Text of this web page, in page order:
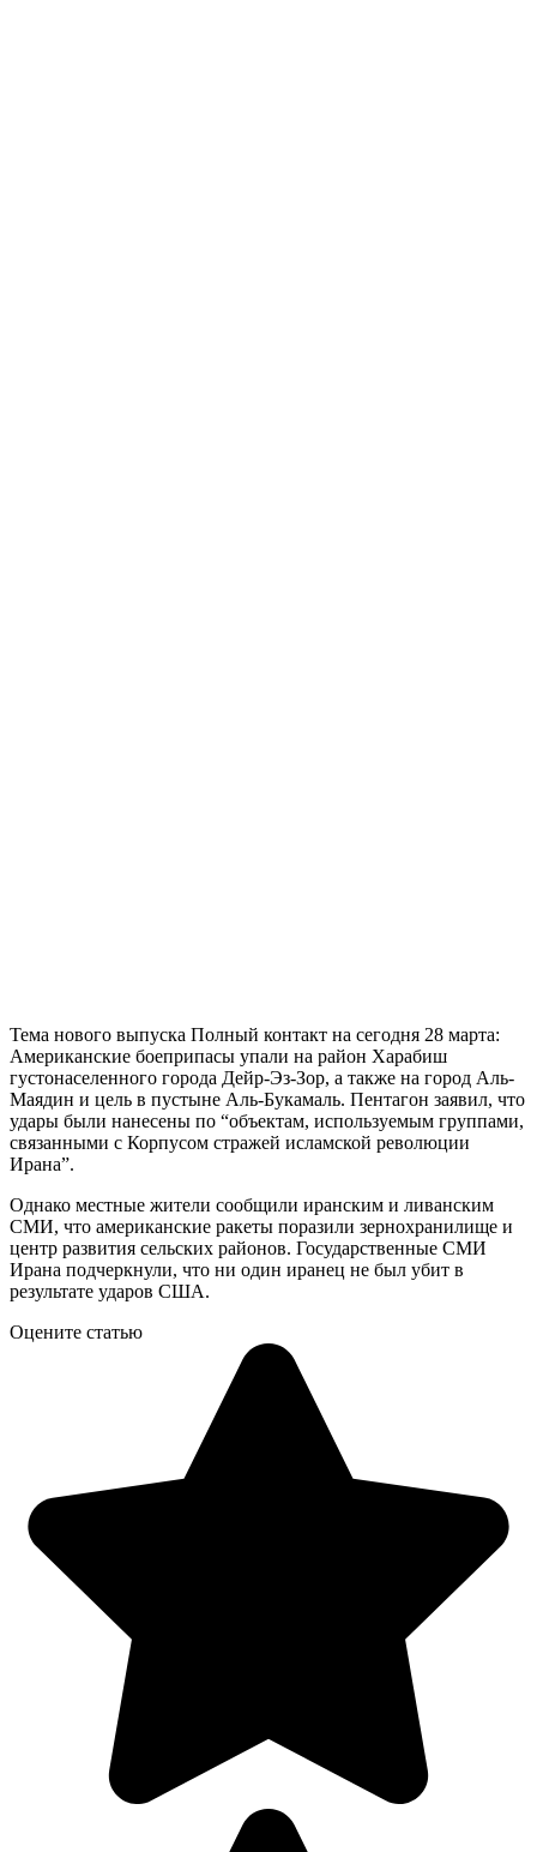
Тема нового выпуска Полный контакт на сегодня 28 марта:
Американские боеприпасы упали на район Харабиш
густонаселенного города Дейр-Эз-Зор, а также на город Аль-
Маядин и цель в пустыне Аль-Букамаль. Пентагон заявил, что
удары были нанесены по “объектам, используемым группами,
связанными с Корпусом стражей исламской революции
Ирана”.
Однако местные жители сообщили иранским и ливанским
СМИ, что американские ракеты поразили зернохранилище и
центр развития сельских районов. Государственные СМИ
Ирана подчеркнули, что ни один иранец не был убит в
результате ударов США.
Оцените статью